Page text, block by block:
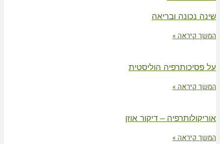
שינה נכונה ובריאה
המשך קיראה »
על פסיכותרפיה הוליסטית
המשך קיראה »
אוריקולותרפיה – דיקור אוזן
המשך קיראה »